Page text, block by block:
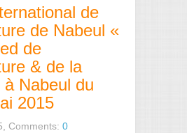
de
de Nabeul «
de
& de la
à Nabeul du
2015
Comments: 0